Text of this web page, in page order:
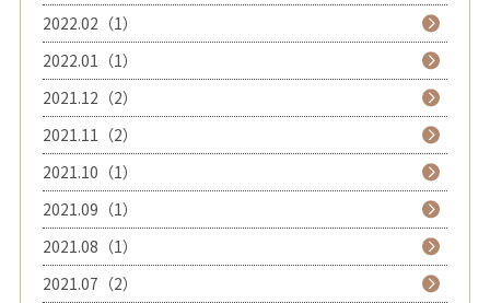
2022.02（1）
2022.01（1）
2021.12（2）
2021.11（2）
2021.10（1）
2021.09（1）
2021.08（1）
2021.07（2）